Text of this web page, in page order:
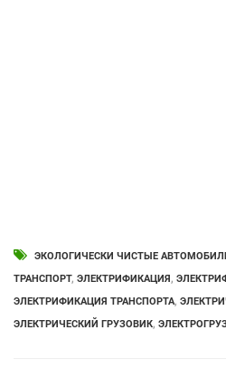
ЭКОЛОГИЧЕСКИ ЧИСТЫЕ
ТРАНСПОРТ, ЭЛЕКТРИФИКАЦИЯ,
ЭЛЕКТРИФИКАЦИЯ ТРАНСПОРТА,
ЭЛЕКТРИЧЕСКИЙ ГРУЗОВИК,